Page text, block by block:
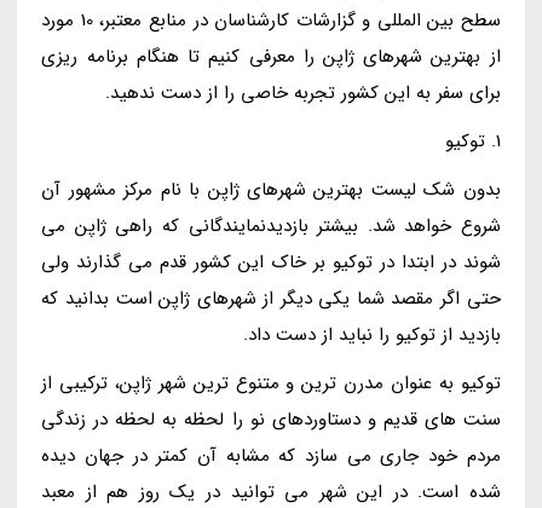
سطح بین المللی و گزارشات کارشناسان در منابع معتبر، 10 مورد
از بهترین شهرهای ژاپن را معرفی کنیم تا هنگام برنامه ریزی
برای سفر به این کشور تجربه خاصی را از دست ندهید.
1. توکیو
بدون شک لیست بهترین شهرهای ژاپن با نام مرکز مشهور آن
شروع خواهد شد. بیشتر بازدیدنمایندگانی که راهی ژاپن می
شوند در ابتدا در توکیو بر خاک این کشور قدم می گذارند ولی
حتی اگر مقصد شما یکی دیگر از شهرهای ژاپن است بدانید که
بازدید از توکیو را نباید از دست داد.
توکیو به عنوان مدرن ترین و متنوع ترین شهر ژاپن، ترکیبی از
سنت های قدیم و دستاوردهای نو را لحظه به لحظه در زندگی
مردم خود جاری می سازد که مشابه آن کمتر در جهان دیده
شده است. در این شهر می توانید در یک روز هم از معبد